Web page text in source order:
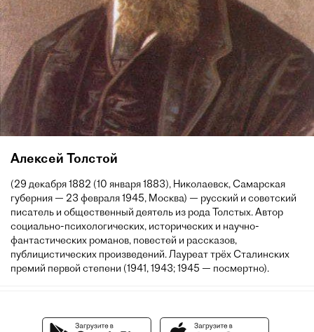
Алексей Толстой
(29 декабря 1882 (10 января 1883), Николаевск, Самарская
губерния — 23 февраля 1945, Москва) — русский и советский
писатель и общественный деятель из рода Толстых. Автор
социально-психологических, исторических и научно-
фантастических романов, повестей и рассказов,
публицистических произведений. Лауреат трёх Сталинских
премий первой степени (1941, 1943; 1945 — посмертно).